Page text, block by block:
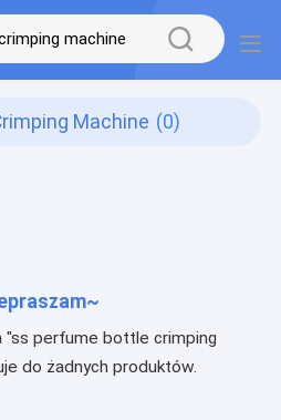
Machine (0)
"ss perfume bottle crimping
do żadnych produktów.